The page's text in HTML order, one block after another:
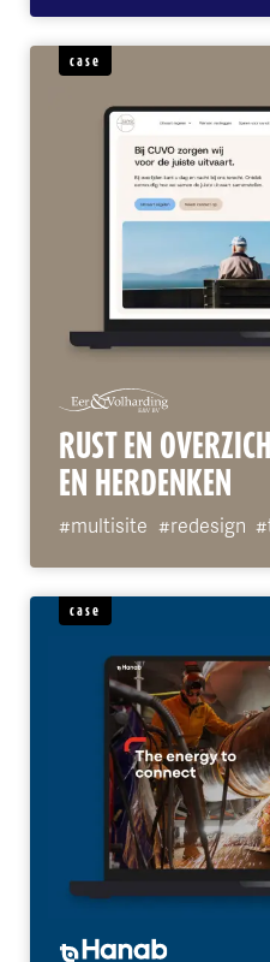
case
RUST EN
EN HERDENKEN
#multisite #redesign
case